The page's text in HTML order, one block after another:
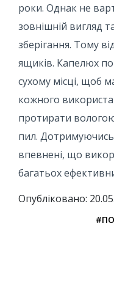
роки. Однак не
зовнішній вигляд
зберігання. Тому
ящиків. Капелюх
сухому місці, щоб
кожного
протирати
пил.
впевнені, що
багатьох
Опубліковано: